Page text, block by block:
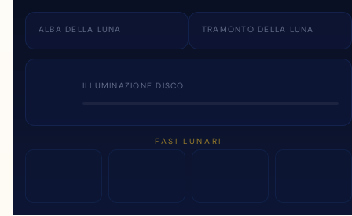
ALBA DELLA LUNA TRAMONTO DELLA LUNA
ILLUMINAZIONE DISCO
FASI LUNARI